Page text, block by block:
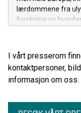
lærdommene fra
forskning og
I vårt presserom
kontaktpersoner,
informasjon om oss.